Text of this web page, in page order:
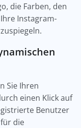
die Farben, den
Instagram-
Sie Ihren
einen Klick auf
Benutzer
die